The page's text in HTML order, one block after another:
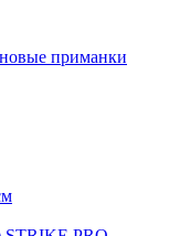
приманки